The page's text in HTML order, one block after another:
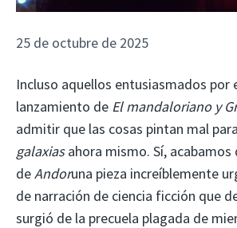
25 de octubre de 2025
Incluso aquellos entusiasmados por
lanzamiento de El mandaloriano y
admitir que las cosas pintan mal para
galaxiasahora mismo. Sí, acabamos
deAndoruna pieza increíblemente
de narración de ciencia ficción que
surgió de la precuela plagada de